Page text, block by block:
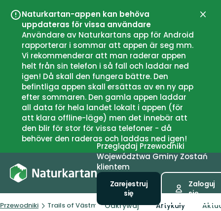
Naturkartan-appen kan behöva
uppdateras för vissa användare
Användare av Naturkartans app för Android
rapporterar i sommar att appen är seg mm.
Vi rekommenderar att man raderar appen
helt från sin telefon i så fall och laddar ned
igen! Då skall den fungera bättre. Den
befintliga appen skall ersättas av en ny app
efter sommaren. Den gamla appen laddar
all data för hela landet lokalt i appen (för
att klara offline-läge) men det innebär att
den blir för stor för vissa telefoner - då
behöver den raderas och laddas ned igen!
Przeglądaj Przewodniki
Województwa Gminy Zostań
klientem
Zarejestruj
się
Zaloguj
się
Przewodniki Trails of VästmanlandOdkrywaj Artykuły